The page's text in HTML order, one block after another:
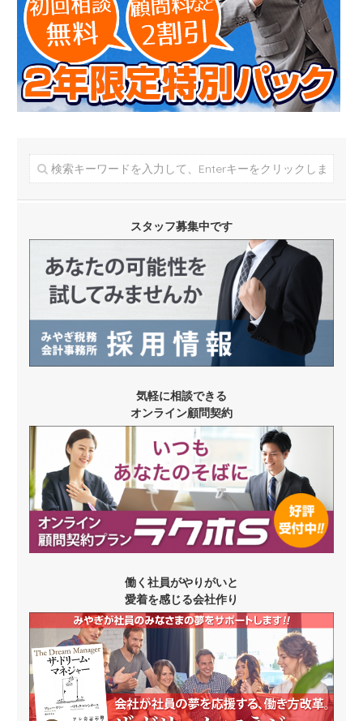
スタッフ募集中です
気軽に相談できる
オンライン顧問契約
働く社員がやりがいと
愛着を感じる会社作り